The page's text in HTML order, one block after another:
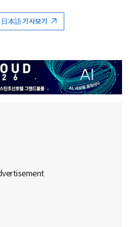
日本語 기사보기